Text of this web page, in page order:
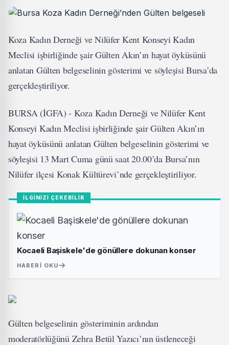
Koza Kadın Derneği ve Nilüfer Kent Konseyi Kadın
Meclisi işbirliğinde şair Gülten Akın’ın hayat öyküsünü
anlatan Gülten belgeselinin gösterimi ve söyleşisi Bursa’da
gerçekleştiriliyor.
BURSA (İGFA) - Koza Kadın Derneği ve Nilüfer Kent
Konseyi Kadın Meclisi işbirliğinde şair Gülten Akın’ın
hayat öyküsünü anlatan Gülten belgeselinin gösterimi ve
söyleşisi 13 Mart Cuma günü saat 20.00’da Bursa’nın
Nilüfer ilçesi Konak Kültürevi’nde gerçekleştiriliyor.
İLGİNİZİ ÇEKEBİLİR
Kocaeli Başiskele'de gönüllere dokunan konser
HABERI OKU
Gülten belgeselinin gösteriminin ardından
moderatörlüğünü Zehra Betül Yazıcı’nın üstleneceği